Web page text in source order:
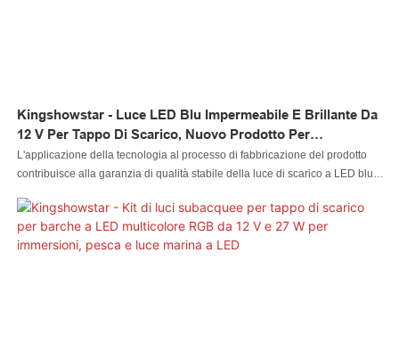
Kingshowstar - Luce LED Blu Impermeabile E Brillante Da
12 V Per Tappo Di Scarico, Nuovo Prodotto Per
Imbarcazioni Marine
L'applicazione della tecnologia al processo di fabbricazione del prodotto
contribuisce alla garanzia di qualità stabile della luce di scarico a LED blu
valore al prodotto, il nostro R&Gli ingegneri D aggiornano e migliorano
costantemente il prodotto per ampliarne la gamma di applicazioni.
Attualmente, è ampiamente utilizzato nel campo dei sistemi di illuminazione